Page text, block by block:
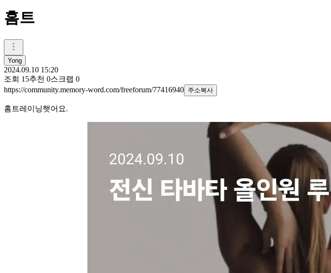
홈트
Yong
2024.09.10 15:20
조회 15추천 0스크랩 0
https://community.memory-word.com/freeforum/77416940 주소복사
홈트레이닝햇어요.